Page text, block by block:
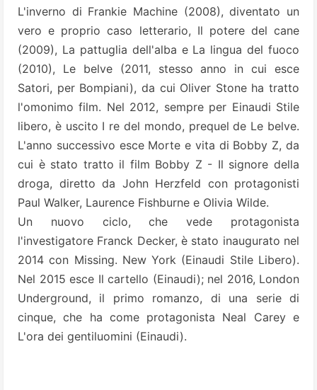
L'inverno di Frankie Machine (2008), diventato un
vero e proprio caso letterario, Il potere del cane
(2009), La pattuglia dell'alba e La lingua del fuoco
(2010), Le belve (2011, stesso anno in cui esce
Satori, per Bompiani), da cui Oliver Stone ha tratto
l'omonimo film. Nel 2012, sempre per Einaudi Stile
libero, è uscito I re del mondo, prequel de Le belve.
L'anno successivo esce Morte e vita di Bobby Z, da
cui è stato tratto il film Bobby Z - Il signore della
droga, diretto da John Herzfeld con protagonisti
Paul Walker, Laurence Fishburne e Olivia Wilde.
Un nuovo ciclo, che vede protagonista
l'investigatore Franck Decker, è stato inaugurato nel
2014 con Missing. New York (Einaudi Stile Libero).
Nel 2015 esce Il cartello (Einaudi); nel 2016, London
Underground, il primo romanzo, di una serie di
cinque, che ha come protagonista Neal Carey e
L'ora dei gentiluomini (Einaudi).